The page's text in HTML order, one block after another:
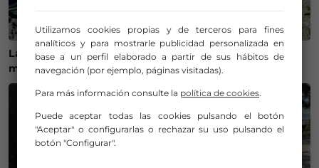
Las playas de Bizkaia superan el millón de visitantes y
mantienen una alta actividad este verano
Utilizamos cookies propias y de terceros para fines
analíticos y para mostrarle publicidad personalizada en
base a un perfil elaborado a partir de sus hábitos de
navegación (por ejemplo, páginas visitadas).
Para más información consulte la política de cookies.
Puede aceptar todas las cookies pulsando el botón
"Aceptar" o configurarlas o rechazar su uso pulsando el
botón "Configurar".